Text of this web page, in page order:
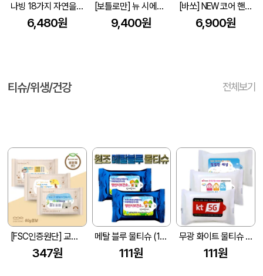
나빙 18가지 자연을 담은 304 스텐 슬라이드캡 텀블러 600ml
6,480원
[보틀로만] 뉴 시에나 텀블러 900ml
9,400원
[바쏘] NEW 코어 핸들 텀블러 550ml
6,900원
티슈/위생/건강 전체보기
[FSC인증원단] 교회전도 3종 생분해 물티슈 10매(엠보싱)
347원
메탈 블루 물티슈 (10매/15매/20매) (150*90mm)
111원
무광 화이트 물티슈 (10매/15매/20매) (150*90mm)
111원